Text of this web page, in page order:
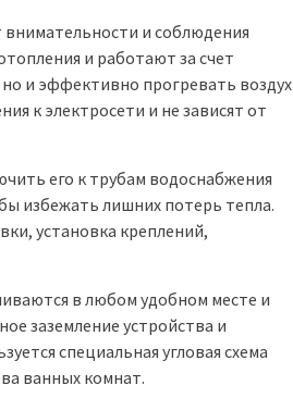
и соблюдения
и работают за счет
и эффективно прогревать воздух
к электросети и не зависят от
его к трубам водоснабжения
избежать лишних потерь тепла.
установка креплений,
в любом удобном месте и
заземление устройства и
специальная угловая схема
ванных комнат.